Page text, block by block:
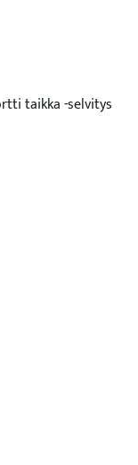
taikka -selvitys